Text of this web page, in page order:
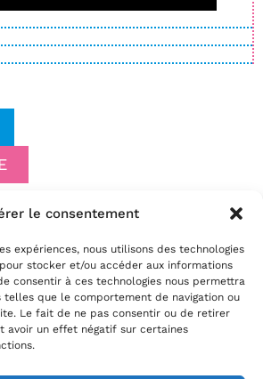
le consentement
expériences, nous utilisons des technologies
stocker et/ou accéder aux informations
consentir à ces technologies nous permettra
que le comportement de navigation ou
Le fait de ne pas consentir ou de retirer
avoir un effet négatif sur certaines
2026 | 20:30
au02.35.29.22.81
info@theatrelepassage.fr